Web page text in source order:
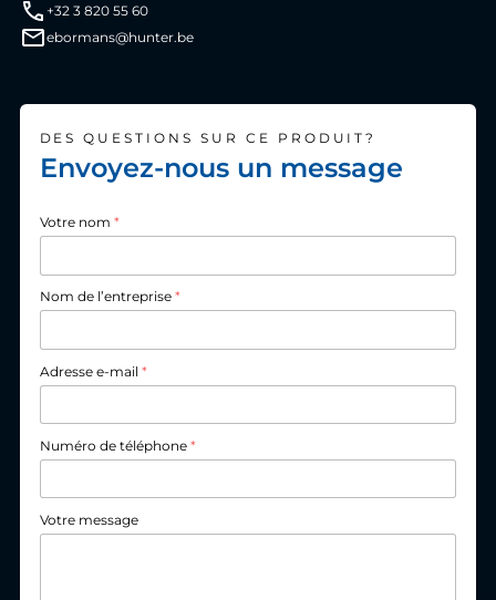
+32 3 820 55 60
ebormans@hunter.be
DES QUESTIONS SUR CE PRODUIT?
Envoyez-nous un message
Votre nom *
Nom de l’entreprise *
Adresse e-mail *
Numéro de téléphone *
Votre message